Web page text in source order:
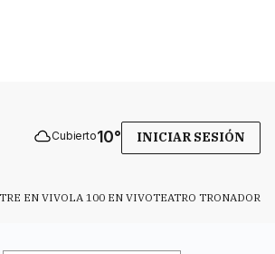
Cubierto10° INICIAR SESIÓN
EN VIVOLA 100 EN VIVOTEATRO TRONADOR